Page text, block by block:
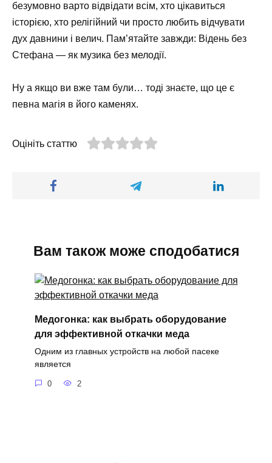
безумовно варто відвідати всім, хто цікавиться
історією, хто релігійний чи просто любить відчувати
дух давнини і велич. Пам’ятайте завжди: Відень без
Стефана — як музика без мелодії.
Ну а якщо ви вже там були… тоді знаєте, що це є
певна магія в його каменях.
Оцініть статтю
Вам також може сподобатися
Медогонка: как выбрать оборудование
для эффективной откачки меда
Одним из главных устройств на любой пасеке
является
0 2